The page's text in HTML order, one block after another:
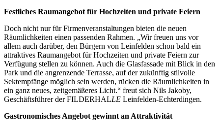
Festliches Raumangebot für Hochzeiten und private Feiern
Doch nicht nur für Firmenveranstaltungen bieten die neuen
Räumlichkeiten einen passenden Rahmen. „Wir freuen uns vor
allem auch darüber, den Bürgern von Leinfelden schon bald ein
attraktives Raumangebot für Hochzeiten und private Feiern zur
Verfügung stellen zu können. Auch die Glasfassade mit Blick in den
Park und die angrenzende Terrasse, auf der zukünftig stilvolle
Sektempfänge möglich sein werden, rücken die Räumlichkeiten in
ein ganz neues, zeitgemäßeres Licht.“ freut sich Nils Jakoby,
Geschäftsführer der FILDERHALLE Leinfelden-Echterdingen.
Gastronomisches Angebot gewinnt an Attraktivität